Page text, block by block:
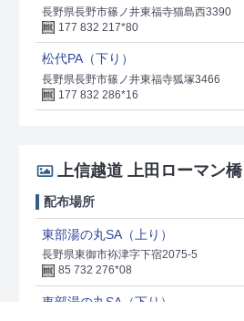
長野県長野市篠ノ井東福寺猫島西3390
177 832 217*80
松代PA（下り）
長野県長野市篠ノ井東福寺狐塚3466
177 832 286*16
上信越道 上田ローマン橋
配布場所
東部湯の丸SA（上り）
長野県東御市袮津字下宿2075-5
85 732 276*08
東部湯の丸SA（下り）